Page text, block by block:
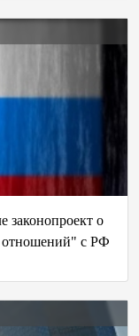
законопроект о
отношений" с РФ